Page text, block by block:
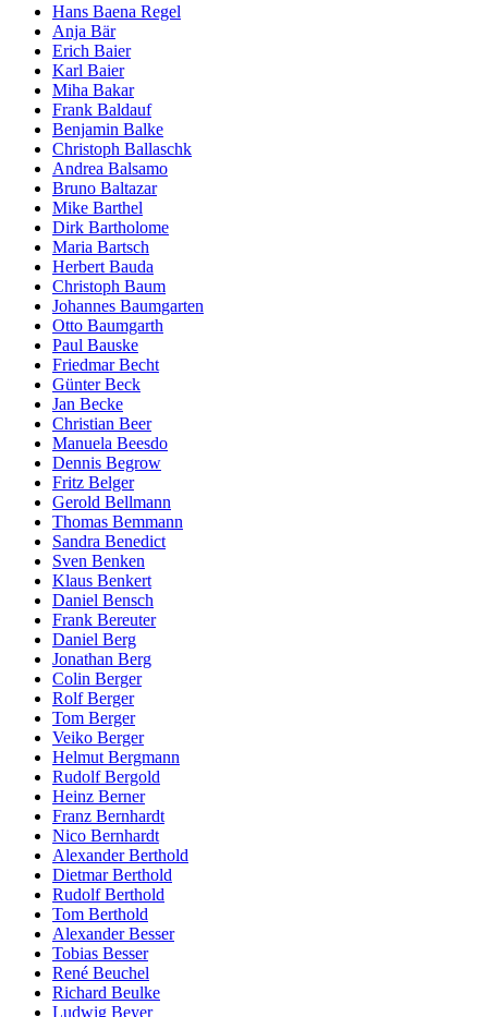
Hans Baena Regel
Anja Bär
Erich Baier
Karl Baier
Miha Bakar
Frank Baldauf
Benjamin Balke
Christoph Ballaschk
Andrea Balsamo
Bruno Baltazar
Mike Barthel
Dirk Bartholome
Maria Bartsch
Herbert Bauda
Christoph Baum
Johannes Baumgarten
Otto Baumgarth
Paul Bauske
Friedmar Becht
Günter Beck
Jan Becke
Christian Beer
Manuela Beesdo
Dennis Begrow
Fritz Belger
Gerold Bellmann
Thomas Bemmann
Sandra Benedict
Sven Benken
Klaus Benkert
Daniel Bensch
Frank Bereuter
Daniel Berg
Jonathan Berg
Colin Berger
Rolf Berger
Tom Berger
Veiko Berger
Helmut Bergmann
Rudolf Bergold
Heinz Berner
Franz Bernhardt
Nico Bernhardt
Alexander Berthold
Dietmar Berthold
Rudolf Berthold
Tom Berthold
Alexander Besser
Tobias Besser
René Beuchel
Richard Beulke
Ludwig Beyer